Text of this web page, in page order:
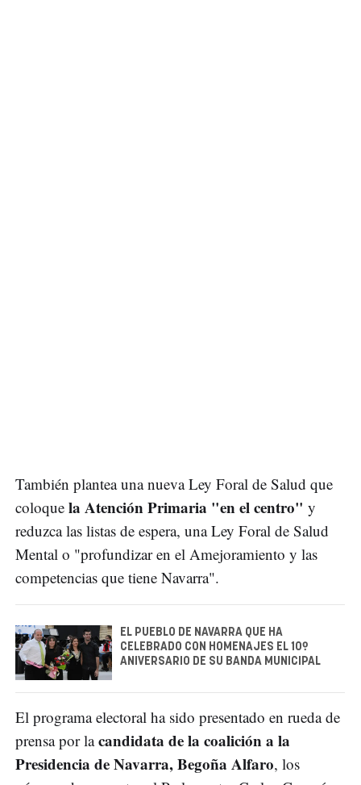
También plantea una nueva Ley Foral de Salud que
coloque la Atención Primaria "en el centro" y
reduzca las listas de espera, una Ley Foral de Salud
Mental o "profundizar en el Amejoramiento y las
competencias que tiene Navarra".
EL PUEBLO DE NAVARRA QUE HA
CELEBRADO CON HOMENAJES EL 10º
ANIVERSARIO DE SU BANDA MUNICIPAL
El programa electoral ha sido presentado en rueda de
prensa por lacandidata de la coalición a la
Presidencia de Navarra, Begoña Alfaro, los